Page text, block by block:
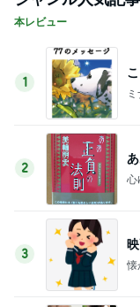
本レビュー
1
2
心
3
懐